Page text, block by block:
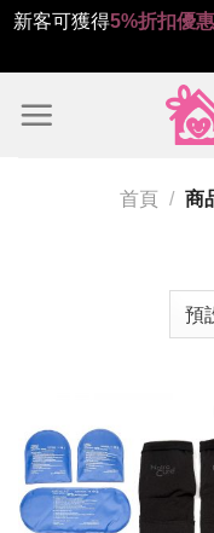
新客可獲得5%折扣優惠
首頁 / 商